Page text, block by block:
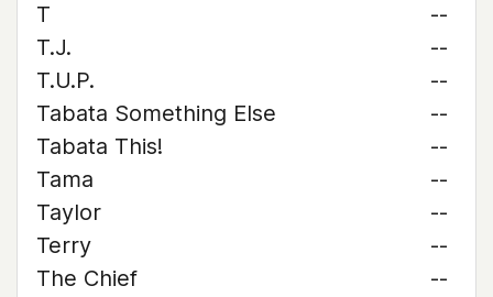
T
--
T.J.
--
T.U.P.
--
Tabata Something Else
--
Tabata This!
--
Tama
--
Taylor
--
Terry
--
The Chief
--